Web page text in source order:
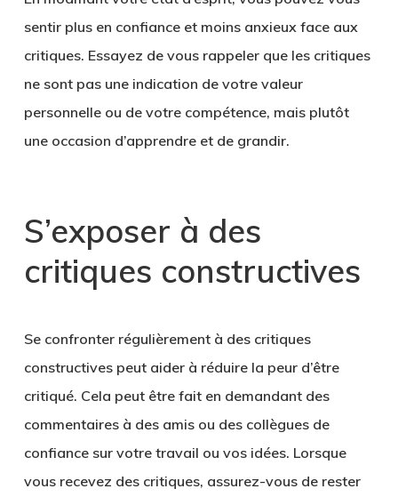
sentir plus en confiance et moins anxieux face aux
critiques. Essayez de vous rappeler que les critiques
ne sont pas une indication de votre valeur
personnelle ou de votre compétence, mais plutôt
une occasion d’apprendre et de grandir.
S’exposer à des
critiques constructives
Se confronter régulièrement à des critiques
constructives peut aider à réduire la peur d’être
critiqué. Cela peut être fait en demandant des
commentaires à des amis ou des collègues de
confiance sur votre travail ou vos idées. Lorsque
vous recevez des critiques, assurez-vous de rester